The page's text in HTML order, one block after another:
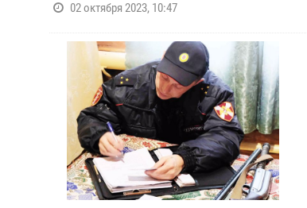
02 октября 2023, 10:47